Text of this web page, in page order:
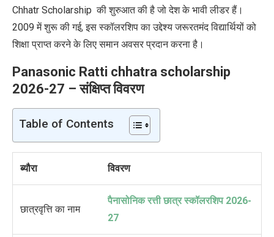
Chhatr Scholarship की शुरुआत की है जो देश के भावी लीडर हैं।
2009 में शुरू की गई, इस स्कॉलरशिप का उद्देश्य जरूरतमंद विद्यार्थियों को
शिक्षा प्राप्त करने के लिए समान अवसर प्रदान करना है।
Panasonic Ratti chhatra scholarship
2026-27 – संक्षिप्त विवरण
Table of Contents
ब्यौरा विवरण
छात्रवृत्ति का नाम
पैनासोनिक रत्ती छात्र स्कॉलरशिप 2026-
27